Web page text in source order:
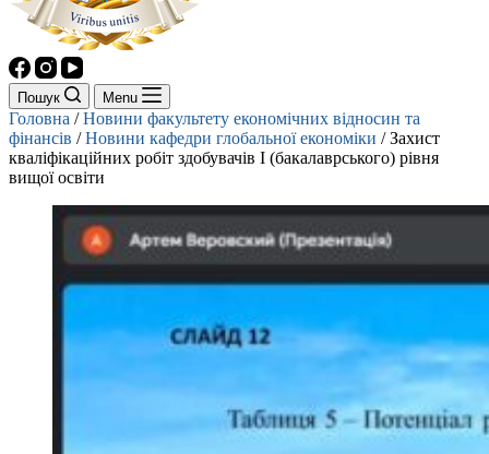
Пошук Menu
Головна /Новини факультету економічних відносин та
фінансів /Новини кафедри глобальної економіки /Захист
кваліфікаційних робіт здобувачів І (бакалаврського) рівня
вищої освіти